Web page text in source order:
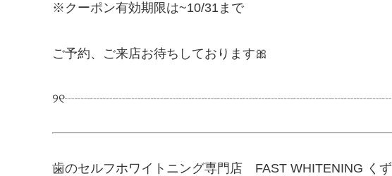
※クーポン有効期限は~10/31まで
ご予約、ご来店お待ちしております🎀
歯のセルフホワイトニング専門店 FAST WHITENING く